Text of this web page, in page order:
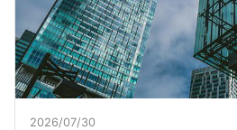
2026/07/30